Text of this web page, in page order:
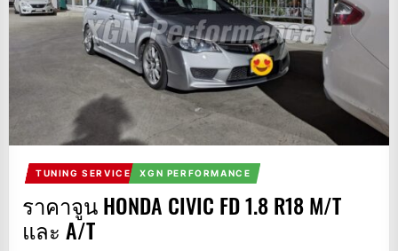
TUNING SERVICE XGN PERFORMANCE
ราคาจูน HONDA CIVIC FD 1.8 R18 M/T
และ A/T